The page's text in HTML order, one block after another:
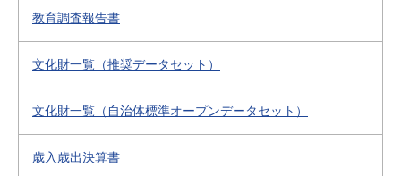
教育調査報告書
文化財一覧（推奨データセット）
文化財一覧（自治体標準オープンデータセット）
歳入歳出決算書